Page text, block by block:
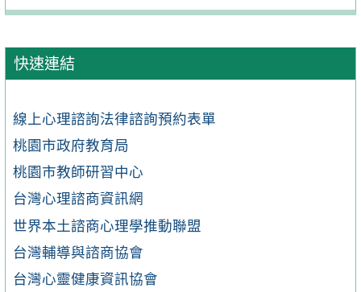
快速連結
線上心理諮詢法律諮詢預約表單
桃園市政府教育局
桃園市教師研習中心
台灣心理諮商資訊網
世界本土諮商心理學推動聯盟
台灣輔導與諮商協會
台灣心靈健康資訊協會